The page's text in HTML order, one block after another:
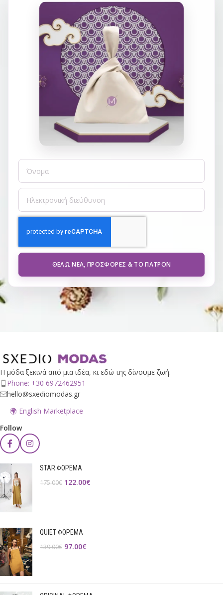
ΘΈΛΩ ΝΈΑ, ΠΡΟΣΦΟΡΈΣ & ΤΟ ΠΑΤΡΌΝ
Η μόδα ξεκινά από μια ιδέα, κι εδώ της δίνουμε ζωή.
Phone: +30 6972462951
hello@sxediomodas.gr
🌍 English Marketplace
Follow
STAR ΦΟΡΕΜΑ
175.00€ 122.00€
QUIET ΦΟΡΕΜΑ
139.00€ 97.00€